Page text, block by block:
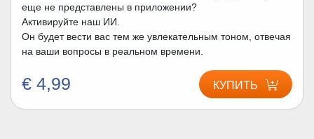
еще не представлены в приложении?
Активируйте наш ИИ.
Он будет вести вас тем же увлекательным тоном, отвечая
на ваши вопросы в реальном времени.
€ 4,99 КУПИТЬ